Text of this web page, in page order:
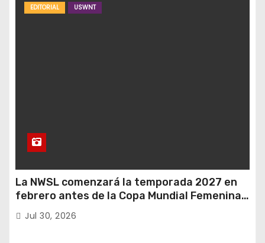
EDITORIAL USWNT
La NWSL comenzará la temporada 2027 en
febrero antes de la Copa Mundial Femenina
del próximo verano.
Jul 30, 2026